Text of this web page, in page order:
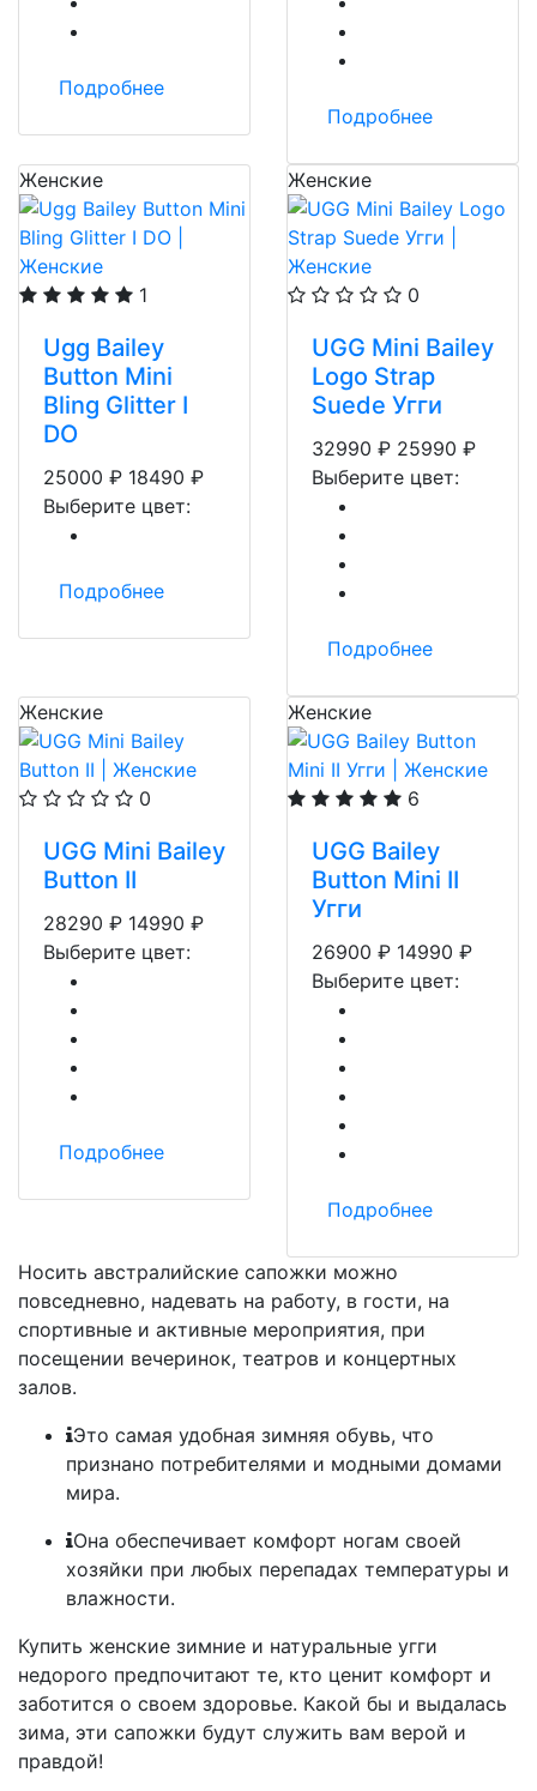
Подробнее
Подробнее
Женские
1
Ugg Bailey
Button Mini
Bling Glitter I
DO
25000 ₽ 18490 ₽
Выберите цвет:
Подробнее
Женские
0
UGG Mini Bailey
Logo Strap
Suede Угги
32990 ₽ 25990 ₽
Выберите цвет:
Подробнее
Женские
0
UGG Mini Bailey
Button II
28290 ₽ 14990 ₽
Выберите цвет:
Подробнее
Женские
6
UGG Bailey
Button Mini II
Угги
26900 ₽ 14990 ₽
Выберите цвет:
Подробнее
Носить австралийские сапожки можно
повседневно, надевать на работу, в гости, на
спортивные и активные мероприятия, при
посещении вечеринок, театров и концертных
залов.
Это самая удобная зимняя обувь, что
признано потребителями и модными домами
мира.
Она обеспечивает комфорт ногам своей
хозяйки при любых перепадах температуры и
влажности.
Купить женские зимние и натуральные угги
недорого предпочитают те, кто ценит комфорт и
заботится о своем здоровье. Какой бы и выдалась
зима, эти сапожки будут служить вам верой и
правдой!